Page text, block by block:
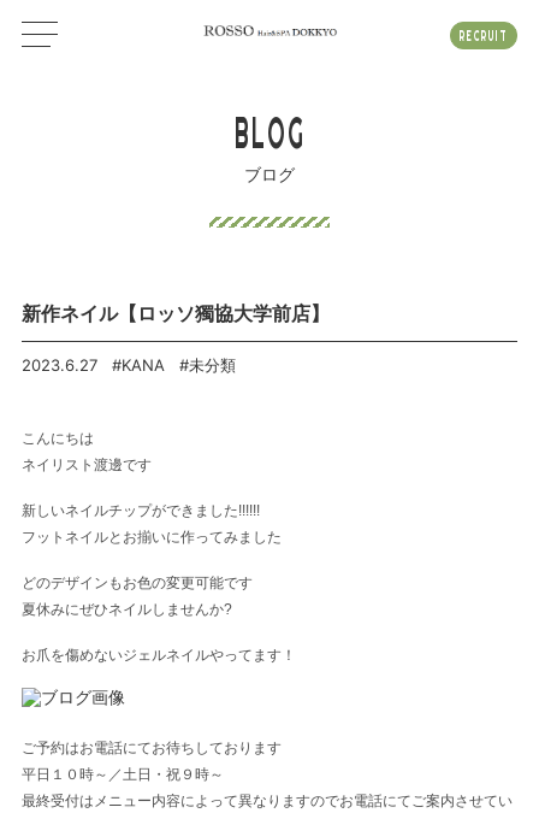
RECRUIT
BLOG
ブログ
新作ネイル【ロッソ獨協大学前店】
2023.6.27 #KANA #未分類
こんにちは
ネイリスト渡邊です
新しいネイルチップができました!!!!!!
フットネイルとお揃いに作ってみました
どのデザインもお色の変更可能です
夏休みにぜひネイルしませんか?
お爪を傷めないジェルネイルやってます！
ご予約はお電話にてお待ちしております
平日１０時～／土日・祝９時～
最終受付はメニュー内容によって異なりますのでお電話にてご案内させてい